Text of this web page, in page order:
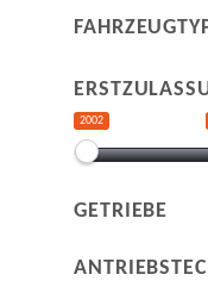
2002
GETRIEBE